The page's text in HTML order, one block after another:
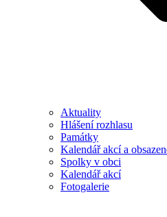
Aktuality
Hlášení rozhlasu
Památky
Kalendář akcí a
Spolky v obci
Kalendář akcí
Fotogalerie